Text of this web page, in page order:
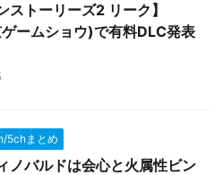
ストーリーズ2 リーク】
ームショウ)で有料DLC発表
5chまとめ
ノバルドは会心と火属性ビン